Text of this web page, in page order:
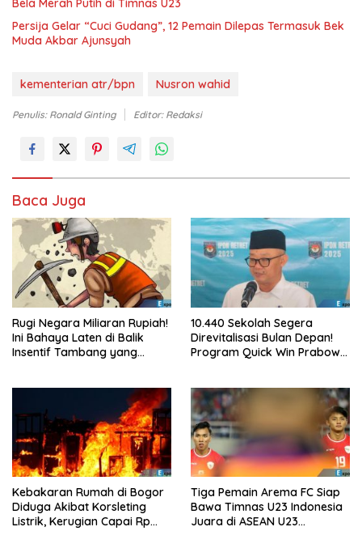
Bela Merah Putih di Timnas U23
Persija Gelar “Cuci Gudang”, 12 Pemain Dilepas Termasuk Bek
Muda Akbar Ajunsyah
kementerian atr/bpn Nusron wahid
Penulis: Ronald Ginting Editor: Redaksi
Baca Juga
Rugi Negara Miliaran Rupiah!
Ini Bahaya Laten di Balik
Insentif Tambang yang
10.440 Sekolah Segera
Direvitalisasi Bulan Depan!
Program Quick Win Prabowo
Kebakaran Rumah di Bogor
Diduga Akibat Korsleting
Listrik, Kerugian Capai Rp
Tiga Pemain Arema FC Siap
Bawa Timnas U23 Indonesia
Juara di ASEAN U23